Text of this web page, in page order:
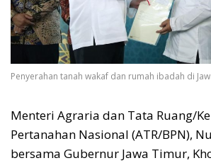
Penyerahan tanah wakaf dan rumah ibadah di
Menteri Agraria dan Tata Ruang/
Pertanahan Nasional (ATR/BPN),
bersama Gubernur Jawa Timur,